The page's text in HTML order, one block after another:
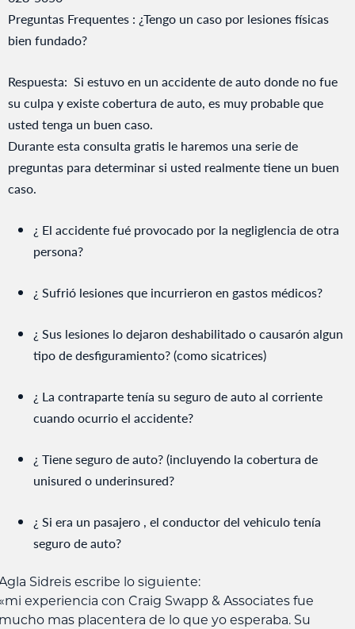
Preguntas Frequentes : ¿Tengo un caso por lesiones físicas
bien fundado?
Respuesta: Si estuvo en un accidente de auto donde no fue
su culpa y existe cobertura de auto, es muy probable que
usted tenga un buen caso.
Durante esta consulta gratis le haremos una serie de
preguntas para determinar si usted realmente tiene un buen
caso.
¿ El accidente fué provocado por la negliglencia de otra
persona?
¿ Sufrió lesiones que incurrieron en gastos médicos?
¿ Sus lesiones lo dejaron deshabilitado o causarón algun
tipo de desfiguramiento? (como sicatrices)
¿ La contraparte tenía su seguro de auto al corriente
cuando ocurrio el accidente?
¿ Tiene seguro de auto? (incluyendo la cobertura de
unisured o underinsured?
¿ Si era un pasajero , el conductor del vehiculo tenía
seguro de auto?
Sidreis escribe lo siguiente:
experiencia con Craig Swapp & Associates fue
mas placentera de lo que yo esperaba. Su